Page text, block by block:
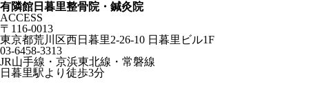
有隣館日暮里整骨院・鍼灸院
ACCESS
〒116-0013
東京都荒川区西日暮里2-26-10 日暮里ビル1F
03-6458-3313
JR山手線・京浜東北線・常磐線
日暮里駅より徒歩3分